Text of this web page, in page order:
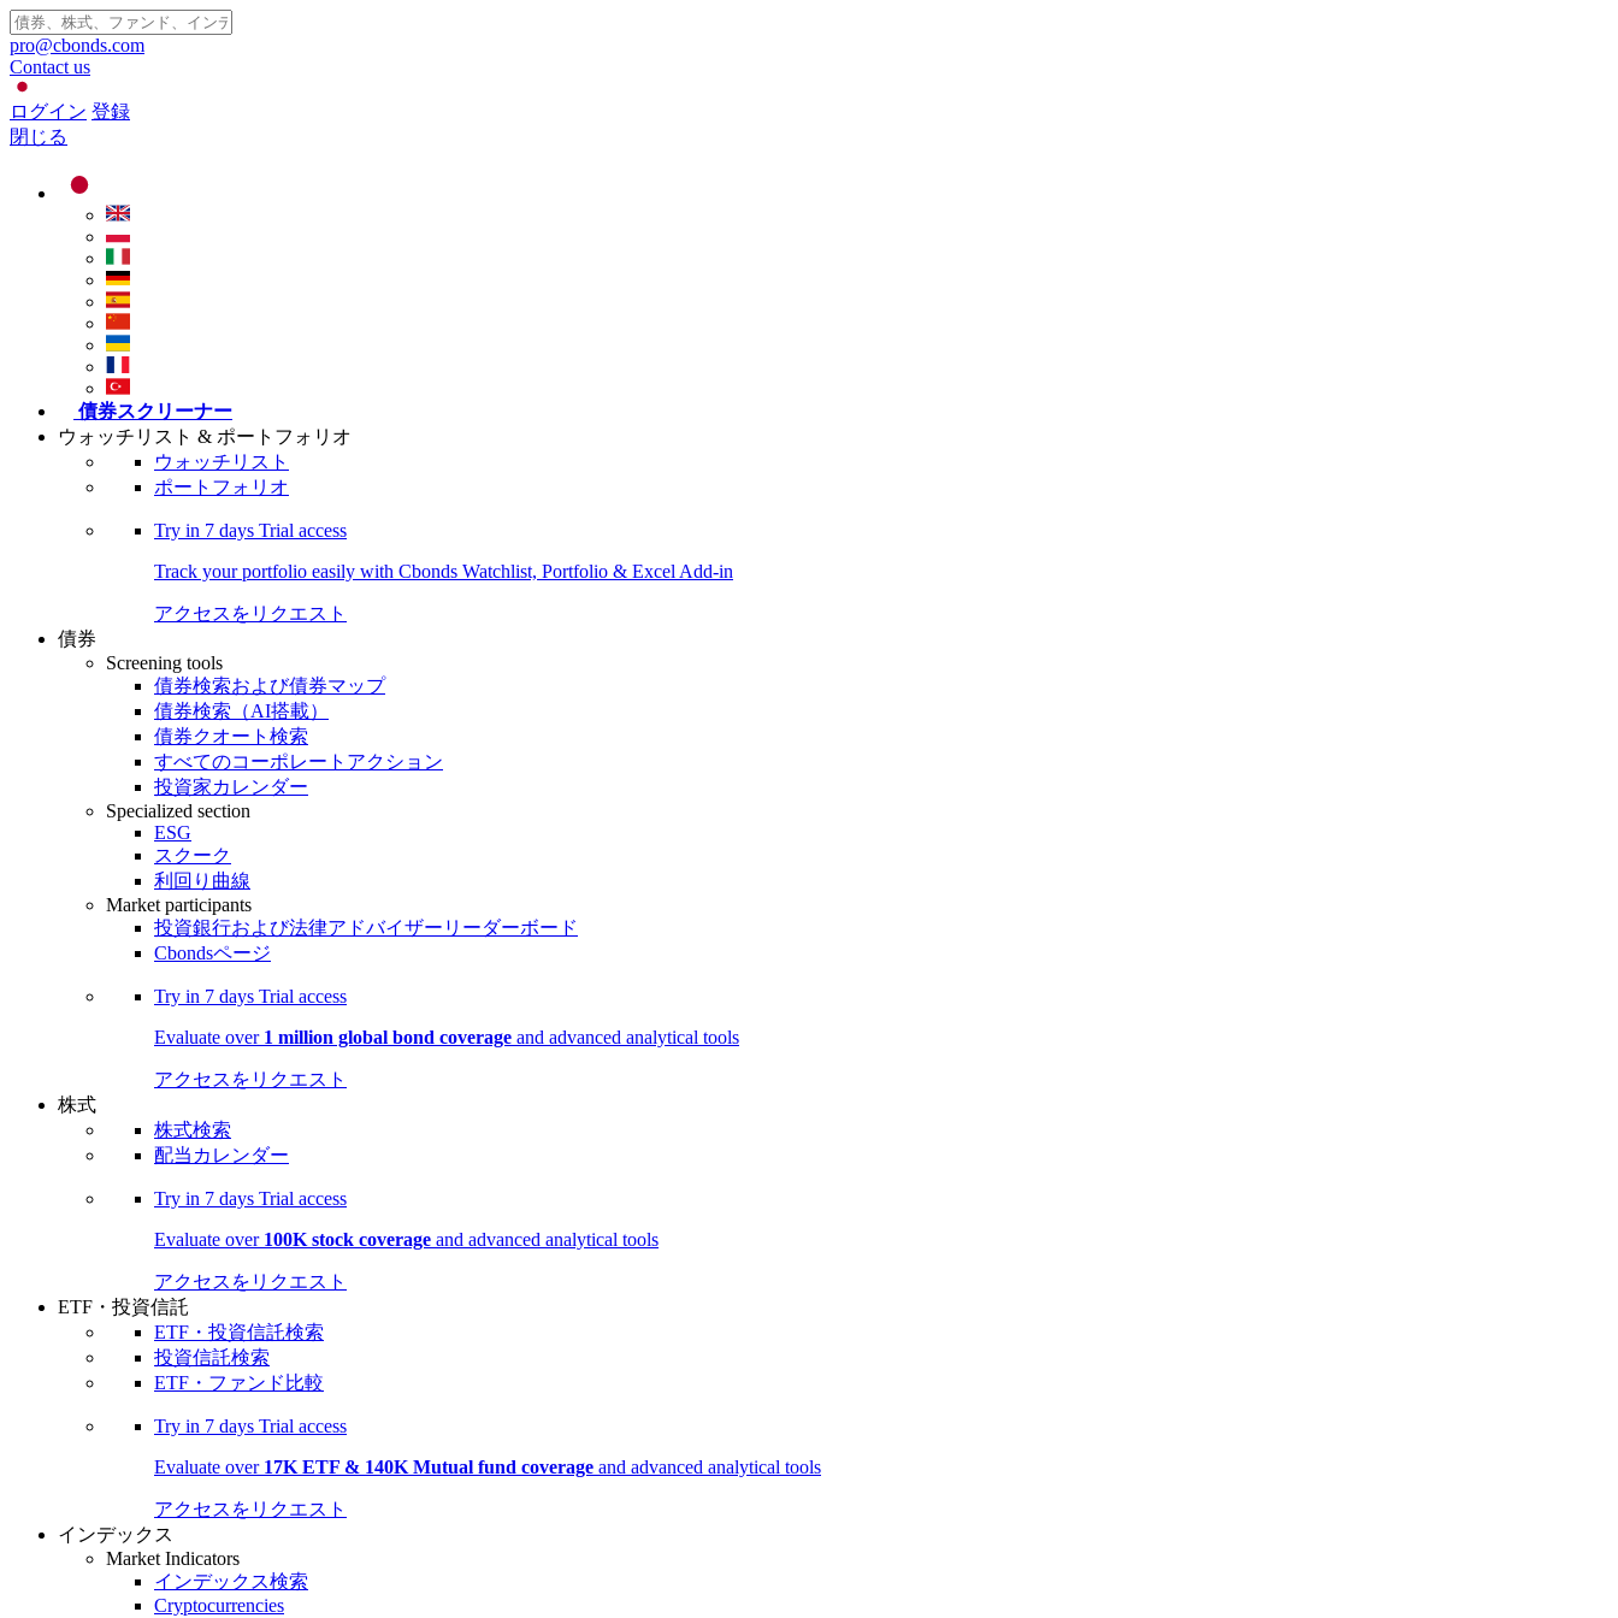
pro@cbonds.com
Contact us
ログイン 登録
閉じる
債券スクリーナー
ウォッチリスト & ポートフォリオ
ウォッチリスト
ポートフォリオ
Try in 7 days Trial access
Track your portfolio easily with Cbonds Watchlist, Portfolio & Excel Add-in
アクセスをリクエスト
債券
Screening tools
債券検索および債券マップ
債券検索（AI搭載）
債券クオート検索
すべてのコーポレートアクション
投資家カレンダー
Specialized section
ESG
スクーク
利回り曲線
Market participants
投資銀行および法律アドバイザーリーダーボード
Cbondsページ
Try in 7 days Trial access
Evaluate over 1 million global bond coverage and advanced analytical tools
アクセスをリクエスト
株式
株式検索
配当カレンダー
Try in 7 days Trial access
Evaluate over 100K stock coverage and advanced analytical tools
アクセスをリクエスト
ETF・投資信託
ETF・投資信託検索
投資信託検索
ETF・ファンド比較
Try in 7 days Trial access
Evaluate over 17K ETF & 140K Mutual fund coverage and advanced analytical tools
アクセスをリクエスト
インデックス
Market Indicators
インデックス検索
Cryptocurrencies